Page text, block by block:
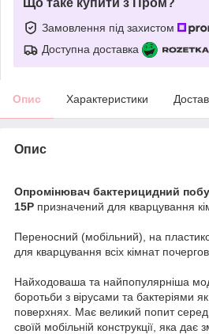
Замовлення під захистом
Доступна доставка
Опис Характеристики
Опис
Опромінювач бактерицидний
15P призначений для кварцування
Переносний (мобільний), на
для кварцування всіх кімнат
Найходоваша та найпопулярніша
боротьби з вірусами та бактеріями як
поверхнях. Має великий попит серед
своїй мобільній конструкції, яка дає